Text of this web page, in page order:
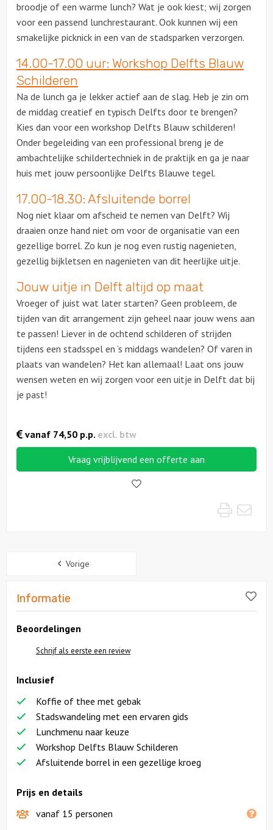
Solextours
Locaties
Feesten
Themafeesten
Dinnershows
broodje of een warme lunch? Wat je ook kiest; wij zorgen
voor een passend lunchrestaurant. Ook kunnen wij een
smakelijke picknick in een van de stadsparken verzorgen.
14.00-17.00 uur: Workshop Delfts Blauw
Schilderen
Na de lunch ga je lekker actief aan de slag. Heb je zin om
de middag creatief en typisch Delfts door te brengen?
Kies dan voor een workshop Delfts Blauw schilderen!
Onder begeleiding van een professional breng je de
ambachtelijke schildertechniek in de praktijk en ga je naar
huis met jouw persoonlijke Delfts Blauwe tegel.
17.00-18.30: Afsluitende borrel
Nog niet klaar om afscheid te nemen van Delft? Wij
draaien onze hand niet om voor de organisatie van een
gezellige borrel. Zo kun je nog even rustig nagenieten,
gezellig bijkletsen en nagenieten van dit heerlijke uitje.
Jouw uitje in Delft altijd op maat
Vroeger of juist wat later starten? Geen probleem, de
tijden van dit arrangement zijn geheel naar jouw wens aan
te passen! Liever in de ochtend schilderen of strijden
tijdens een stadsspel en ’s middags wandelen? Of varen in
plaats van wandelen? Het kan allemaal! Laat ons jouw
wensen weten en wij zorgen voor een uitje in Delft dat bij
je past!
Vraag vrijblijvend een offerte aan
Like!
vanaf 74,50 p.p. excl. btw
Print
Vorige
Informatie
Beoordelingen
Schrijf als eerste een review
Prijs en details
vanaf 15 personen
Inclusief
Koffie of thee met gebak
Stadswandeling met een ervaren gids
Lunchmenu naar keuze
Workshop Delfts Blauw Schilderen
Afsluitende borrel in een gezellige kroeg